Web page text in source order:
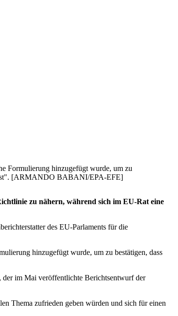
Formulierung hinzugefügt wurde, um zu
ist". [ARMANDO BABANI/EPA-EFE]
zu nähern, während sich im EU-Rat eine
des EU-Parlaments für die
hinzugefügt wurde, um zu bestätigen, dass
der im Mai veröffentlichte Berichtsentwurf der
Thema zufrieden geben würden und sich für einen